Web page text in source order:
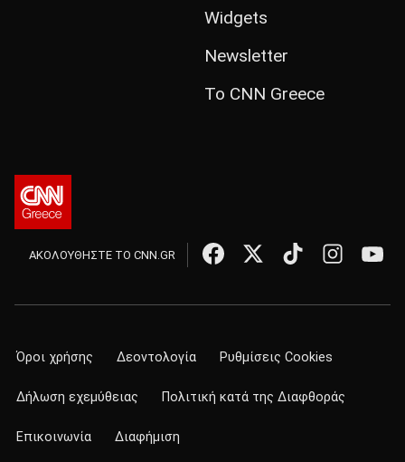
Widgets
Newsletter
Το CNN Greece
ΑΚΟΛΟΥΘΗΣΤΕ ΤΟ CNN.GR
Όροι χρήσης Δεοντολογία Ρυθμίσεις Cookies
Δήλωση εχεμύθειας Πολιτική κατά της Διαφθοράς
Επικοινωνία Διαφήμιση